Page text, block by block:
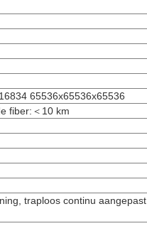
65536x65536x65536
fiber:＜10 km
traploos continu aangepast